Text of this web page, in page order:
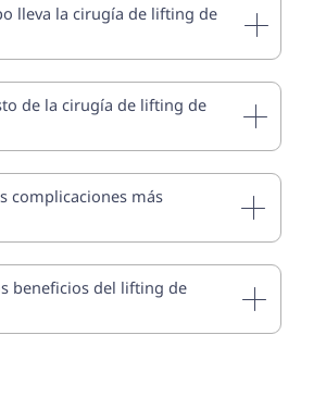
lleva la cirugía de lifting de
de la cirugía de lifting de
complicaciones más
beneficios del lifting de